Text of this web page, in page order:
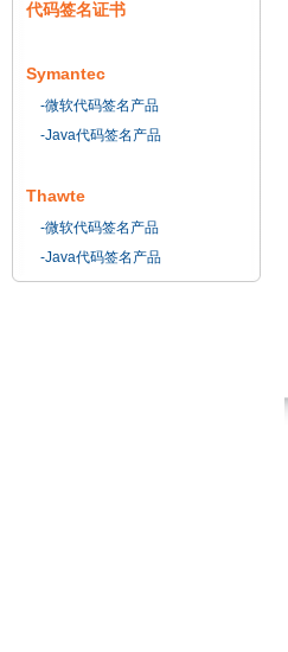
代码签名证书
Symantec
-微软代码签名产品
-Java代码签名产品
Thawte
-微软代码签名产品
-Java代码签名产品